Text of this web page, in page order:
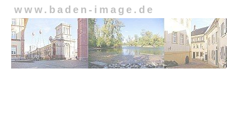
www.baden-image.de